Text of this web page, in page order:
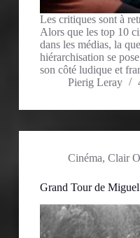
Les critiques sont à
Alors que les top 10
dans les médias, la
hiérarchisation se
son côté ludique et
Pierig Leray
Cinéma, Clair
Grand Tour de